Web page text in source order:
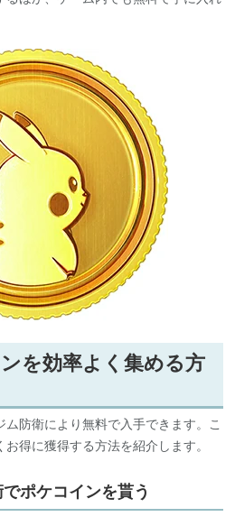
を効率よく集める方
防衛により無料で入手できます。こ
得に獲得する方法を紹介します。
ポケコインを貰う